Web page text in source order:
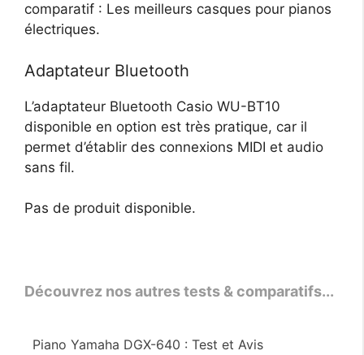
comparatif : Les meilleurs casques pour pianos
électriques.
Adaptateur Bluetooth
L’adaptateur Bluetooth Casio WU-BT10
disponible en option est très pratique, car il
permet d’établir des connexions MIDI et audio
sans fil.
Pas de produit disponible.
Découvrez nos autres tests & comparatifs...
Piano Yamaha DGX-640 : Test et Avis